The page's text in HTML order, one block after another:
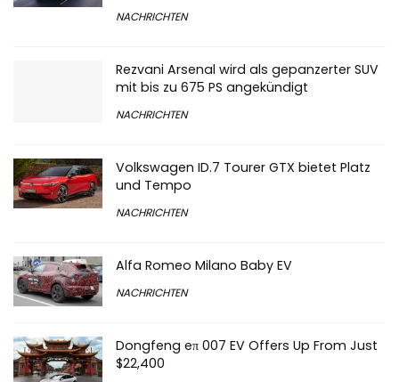
NACHRICHTEN
Rezvani Arsenal wird als gepanzerter SUV
mit bis zu 675 PS angekündigt
NACHRICHTEN
Volkswagen ID.7 Tourer GTX bietet Platz
und Tempo
NACHRICHTEN
Alfa Romeo Milano Baby EV
NACHRICHTEN
Dongfeng eπ 007 EV Offers Up From Just
$22,400